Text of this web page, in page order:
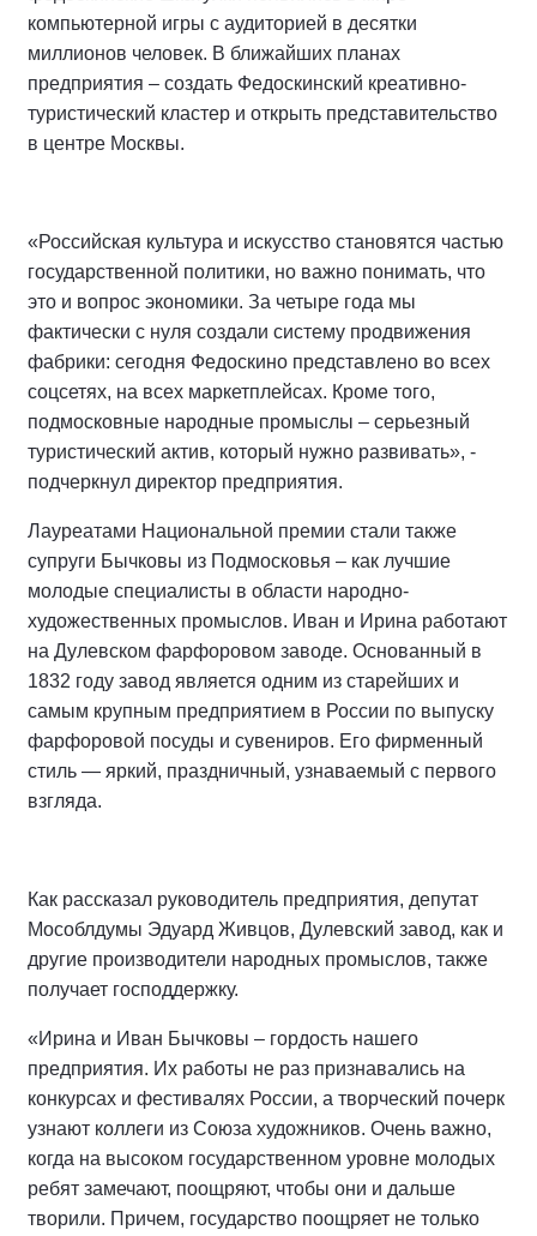
компьютерной игры с аудиторией в десятки
миллионов человек. В ближайших планах
предприятия – создать Федоскинский креативно-
туристический кластер и открыть представительство
в центре Москвы.
«Российская культура и искусство становятся частью
государственной политики, но важно понимать, что
это и вопрос экономики. За четыре года мы
фактически с нуля создали систему продвижения
фабрики: сегодня Федоскино представлено во всех
соцсетях, на всех маркетплейсах. Кроме того,
подмосковные народные промыслы – серьезный
туристический актив, который нужно развивать», -
подчеркнул директор предприятия.
Лауреатами Национальной премии стали также
супруги Бычковы из Подмосковья – как лучшие
молодые специалисты в области народно-
художественных промыслов. Иван и Ирина работают
на Дулевском фарфоровом заводе. Основанный в
1832 году завод является одним из старейших и
самым крупным предприятием в России по выпуску
фарфоровой посуды и сувениров. Его фирменный
стиль — яркий, праздничный, узнаваемый с первого
взгляда.
Как рассказал руководитель предприятия, депутат
Мособлдумы Эдуард Живцов, Дулевский завод, как и
другие производители народных промыслов, также
получает господдержку.
«Ирина и Иван Бычковы – гордость нашего
предприятия. Их работы не раз признавались на
конкурсах и фестивалях России, а творческий почерк
узнают коллеги из Союза художников. Очень важно,
когда на высоком государственном уровне молодых
ребят замечают, поощряют, чтобы они и дальше
творили. Причем, государство поощряет не только